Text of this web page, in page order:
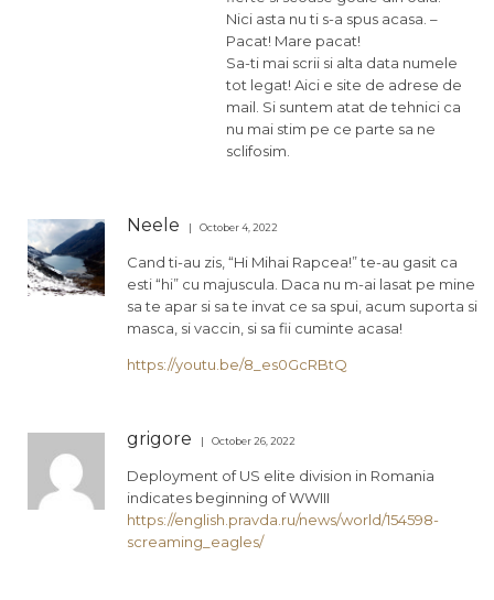
Nici asta nu ti s-a spus acasa. –
Pacat! Mare pacat!
Sa-ti mai scrii si alta data numele
tot legat! Aici e site de adrese de
mail. Si suntem atat de tehnici ca
nu mai stim pe ce parte sa ne
sclifosim.
Neele October 4, 2022
Cand ti-au zis, “Hi Mihai Rapcea!” te-au gasit ca
esti “hi” cu majuscula. Daca nu m-ai lasat pe mine
sa te apar si sa te invat ce sa spui, acum suporta si
masca, si vaccin, si sa fii cuminte acasa!
https://youtu.be/8_es0GcRBtQ
grigore October 26, 2022
Deployment of US elite division in Romania
indicates beginning of WWIII
https://english.pravda.ru/news/world/154598-
screaming_eagles/